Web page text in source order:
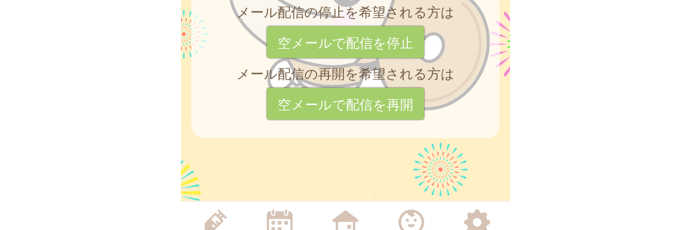
メール配信の停止を希望される方は
空メールで配信を停止
メール配信の再開を希望される方は
空メールで配信を再開